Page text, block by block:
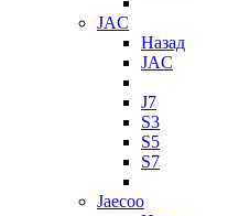
JAC
Назад
JAC
J7
S3
S5
S7
Jaecoo